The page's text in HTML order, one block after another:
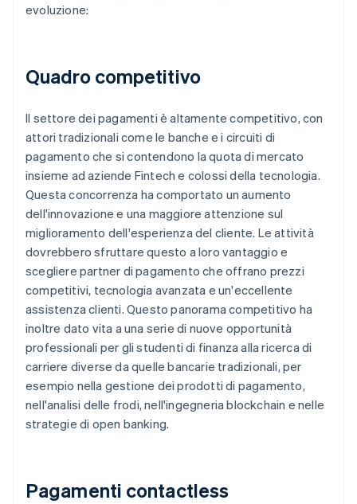
evoluzione:
Quadro competitivo
Il settore dei pagamenti è altamente competitivo, con
attori tradizionali come le banche e i circuiti di
pagamento che si contendono la quota di mercato
insieme ad aziende Fintech e colossi della tecnologia.
Questa concorrenza ha comportato un aumento
dell'innovazione e una maggiore attenzione sul
miglioramento dell'esperienza del cliente. Le attività
dovrebbero sfruttare questo a loro vantaggio e
scegliere partner di pagamento che offrano prezzi
competitivi, tecnologia avanzata e un'eccellente
assistenza clienti. Questo panorama competitivo ha
inoltre dato vita a una serie di nuove opportunità
professionali per gli studenti di finanza alla ricerca di
carriere diverse da quelle bancarie tradizionali, per
esempio nella gestione dei prodotti di pagamento,
nell'analisi delle frodi, nell'ingegneria blockchain e nelle
strategie di open banking.
Pagamenti contactless